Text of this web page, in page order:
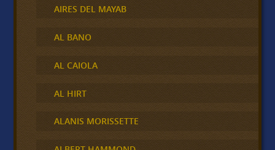
AIRES DEL MAYAB
AL BANO
AL CAIOLA
AL HIRT
ALANIS MORISSETTE